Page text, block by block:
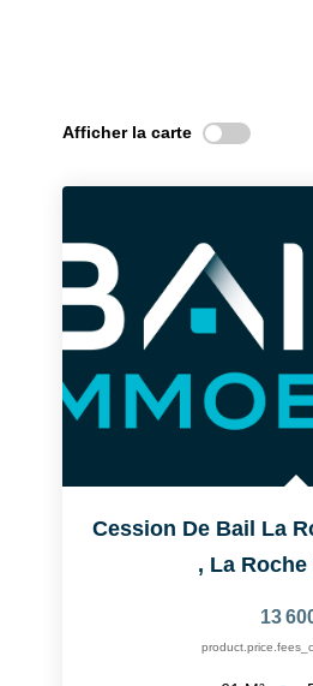
Afficher la carte
, La Roche
13